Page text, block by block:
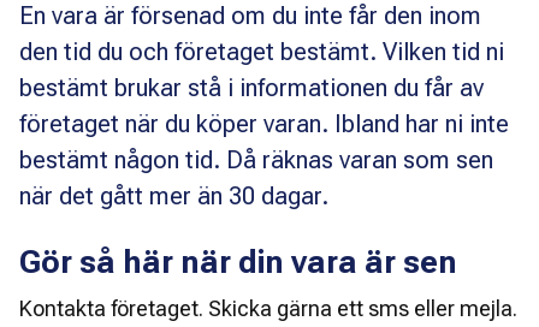
En vara är försenad om du inte får den inom
den tid du och företaget bestämt. Vilken tid ni
bestämt brukar stå i informationen du får av
företaget när du köper varan. Ibland har ni inte
bestämt någon tid. Då räknas varan som sen
när det gått mer än 30 dagar.
Gör så här när din vara är sen
Kontakta företaget. Skicka gärna ett sms eller mejla.